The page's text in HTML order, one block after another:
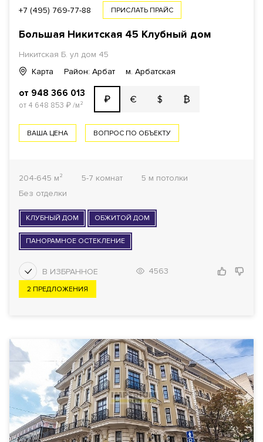
+7 (495) 769-77-88 ПРИСЛАТЬ ПРАЙС
Большая Никитская 45 Клубный дом
Никитская Б. ул дом 45
Карта
Район: Арбат м. Арбатская
от 948 366 013
от 4 648 853 ₽/м² ₽ € $ ₿
ВАША ЦЕНА ВОПРОС ПО ОБЪЕКТУ
204-645 м² 5-7 комнат
5 м потолки
Без отделки
КЛУБНЫЙ ДОМ ОБЖИТОЙ ДОМ
ПАНОРАМНОЕ ОСТЕКЛЕНИЕ
4563
2 ПРЕДЛОЖЕНИЯ